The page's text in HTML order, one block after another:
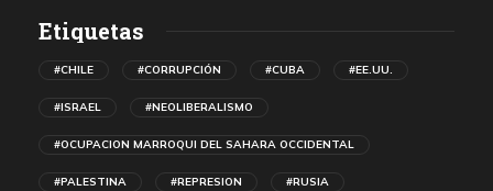
Etiquetas
#CHILE #CORRUPCIÓN #CUBA #EE.UU.
#ISRAEL #NEOLIBERALISMO
#OCUPACION MARROQUI DEL SAHARA OCCIDENTAL
#PALESTINA #REPRESION #RUSIA